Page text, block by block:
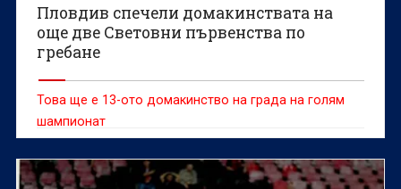
Пловдив спечели домакинствата на
още две Световни първенства по
гребане
Това ще е 13-ото домакинство на града на голям
шампионат